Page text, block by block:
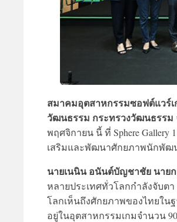
สมาคมอุตสาหกรรมซอฟต์แวร์เ
วัฒนธรรม กระทรวงวัฒนธรรม
พฤศจิกายน นี้ ที่ Sphere
เสริมและพัฒนาศักยภาพนักพัฒ
นายเนนิน อนันต์บัญชาชัย นาย
หลายประเทศทั่วโลกกำลังจับ
โลกเห็นถึงศักยภาพของไทยใน
อยู่ในอุตสาหกรรมเกมจำนวน